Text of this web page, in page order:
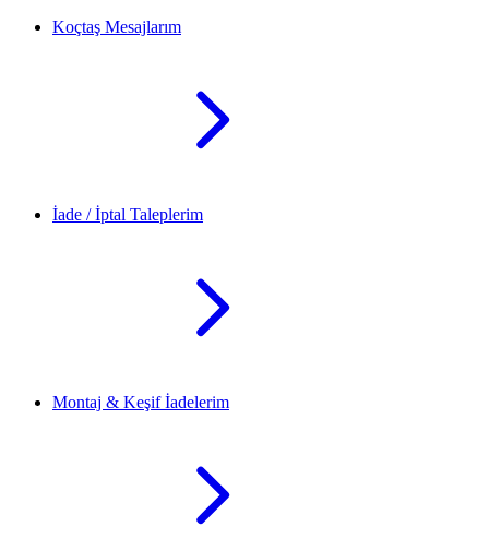
Koçtaş Mesajlarım
İade / İptal Taleplerim
Montaj & Keşif İadelerim